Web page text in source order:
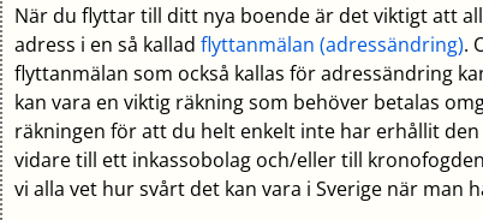
När du flyttar till ditt nya boende är det viktigt att
adress i en så kallad flyttanmälan (adressändring).
flyttanmälan som också kallas för adressändring
kan vara en viktig räkning som behöver betalas
räkningen för att du helt enkelt inte har erhållit
vidare till ett inkassobolag och/eller till
vi alla vet hur svårt det kan vara i Sverige när man